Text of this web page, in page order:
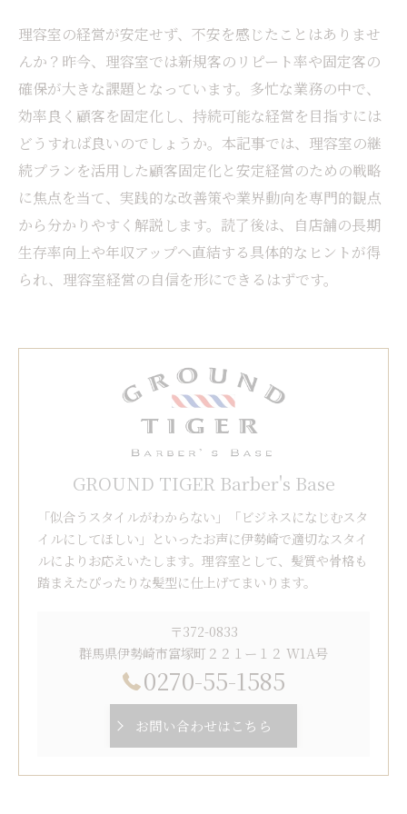
理容室の経営が安定せず、不安を感じたことはありませ
んか？昨今、理容室では新規客のリピート率や固定客の
確保が大きな課題となっています。多忙な業務の中で、
効率良く顧客を固定化し、持続可能な経営を目指すには
どうすれば良いのでしょうか。本記事では、理容室の継
続プランを活用した顧客固定化と安定経営のための戦略
に焦点を当て、実践的な改善策や業界動向を専門的観点
から分かりやすく解説します。読了後は、自店舗の長期
生存率向上や年収アップへ直結する具体的なヒントが得
られ、理容室経営の自信を形にできるはずです。
GROUND TIGER Barber's Base
「似合うスタイルがわからない」「ビジネスになじむスタ
イルにしてほしい」といったお声に伊勢崎で適切なスタイ
ルによりお応えいたします。理容室として、髪質や骨格も
踏まえたぴったりな髪型に仕上げてまいります。
〒372-0833
群馬県伊勢崎市富塚町２２１ー１２ W1A号
0270-55-1585
お問い合わせはこちら